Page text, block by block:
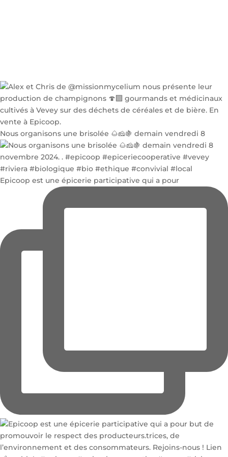
Nous organisons une brisolée 🌰🧀🍇 demain vendredi 8
Epicoop est une épicerie participative qui a pour